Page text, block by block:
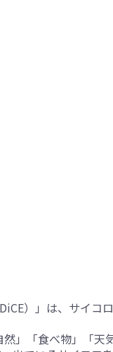
）」は、サイコ
」「食べ物」「天